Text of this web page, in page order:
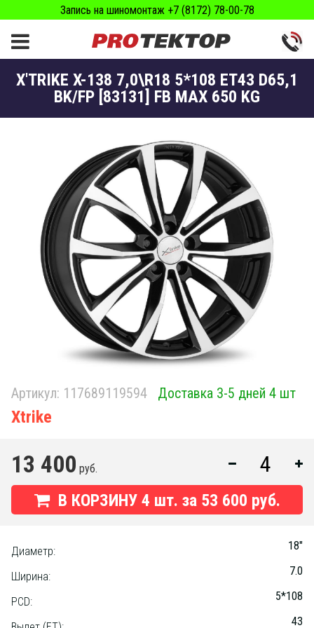
Запись на шиномонтаж +7 (8172) 78-00-78
X'TRIKE X-138 7,0\R18 5*108 ET43 D65,1
BK/FP [83131] FB MAX 650 KG
Артикул: 117689119594 Доставка 3-5 дней 4 шт
Xtrike
13 400 руб.
В КОРЗИНУ 4 шт. за 53 600 руб.
Диаметр: 18"
Ширина: 7.0
PCD: 5*108
43